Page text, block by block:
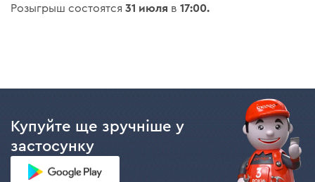
Розыгрыш состоятся31 июля в17:00.
Купуйте ще зручніше у
застосунку